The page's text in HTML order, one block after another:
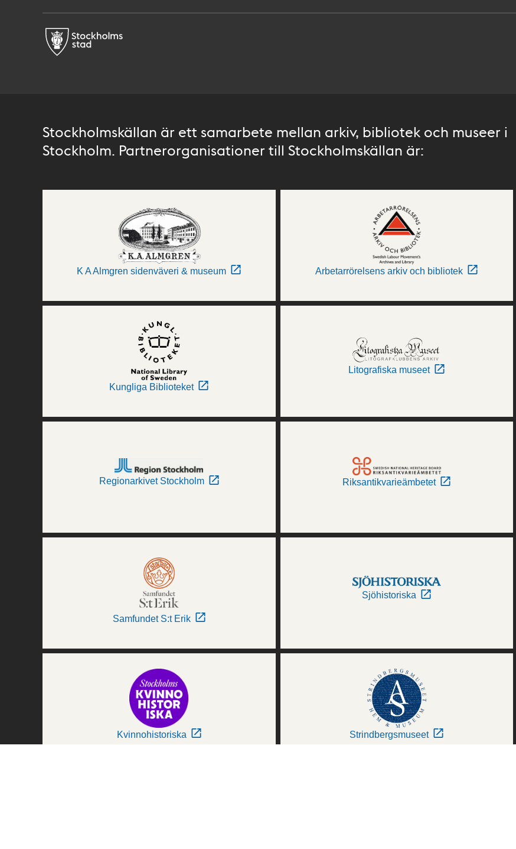
Stockholmskällan är ett samarbete mellan arkiv, bibliotek och museer i
Stockholm. Partnerorganisationer till Stockholmskällan är:
K A Almgren sidenväveri & museum Arbetarrörelsens arkiv och bibliotek
Kungliga Biblioteket
Litografiska museet
Regionarkivet Stockholm Riksantikvarieämbetet
Samfundet S:t Erik
Sjöhistoriska
Kvinnohistoriska Strindbergsmuseet